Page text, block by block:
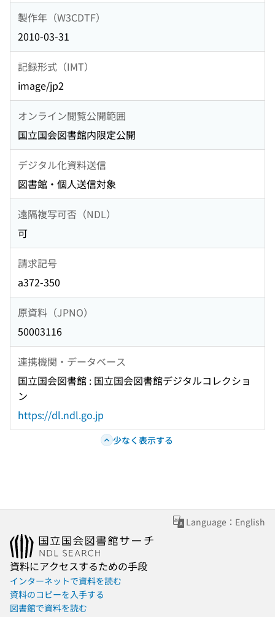
製作年（W3CDTF）
2010-03-31
記録形式（IMT）
image/jp2
オンライン閲覧公開範囲
国立国会図書館内限定公開
デジタル化資料送信
図書館・個人送信対象
遠隔複写可否（NDL）
可
請求記号
a372-350
原資料（JPNO）
50003116
連携機関・データベース
国立国会図書館 : 国立国会図書館デジタルコレクショ
ン
https://dl.ndl.go.jp
少なく表示する
Language：English
資料にアクセスするための手段
インターネットで資料を読む
資料のコピーを入手する
図書館で資料を読む